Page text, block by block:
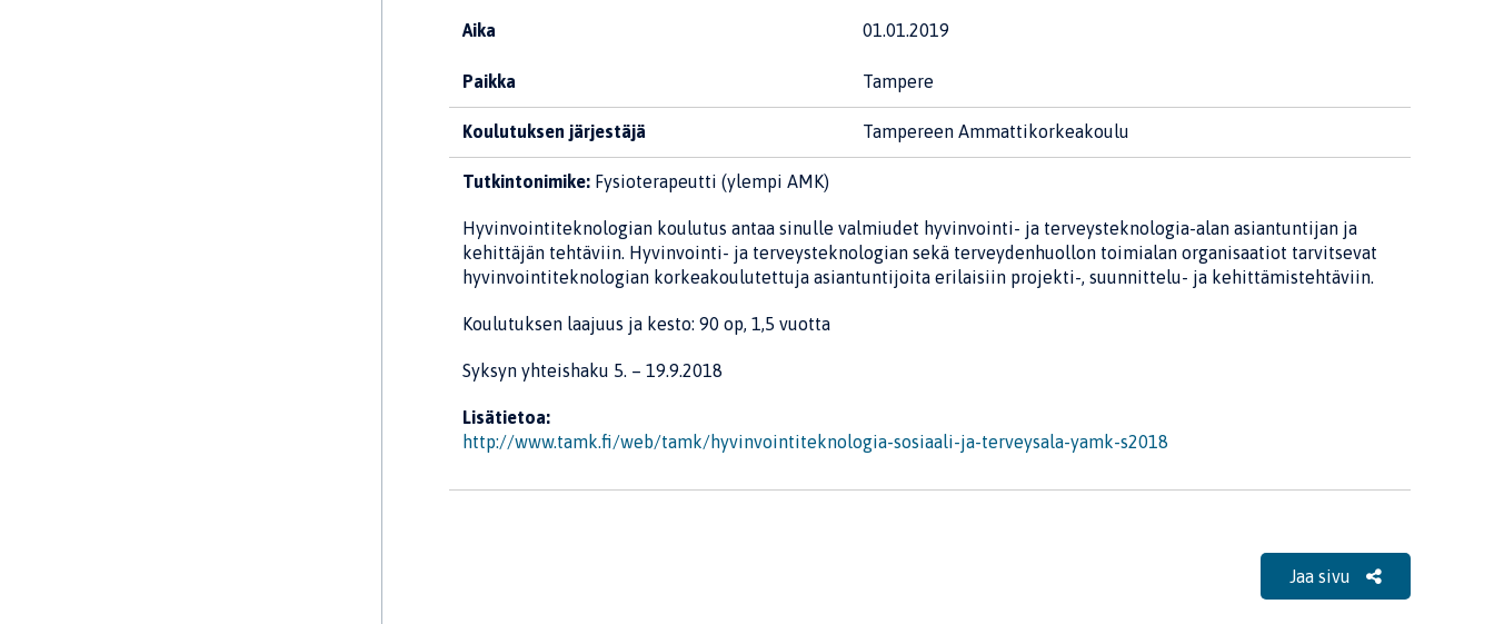
Aika 01.01.2019
Paikka Tampere
Koulutuksen järjestäjä Tampereen Ammattikorkeakoulu
Tutkintonimike:Fysioterapeutti (ylempi AMK)
Hyvinvointiteknologian koulutus antaa sinulle valmiudet hyvinvointi- ja terveysteknologia-alan asiantuntijan ja
kehittäjän tehtäviin. Hyvinvointi- ja terveysteknologian sekä terveydenhuollon toimialan organisaatiot tarvitsevat
hyvinvointiteknologian korkeakoulutettuja asiantuntijoita erilaisiin projekti-, suunnittelu- ja kehittämistehtäviin.
Koulutuksen laajuus ja kesto: 90 op, 1,5 vuotta
Syksyn yhteishaku 5. – 19.9.2018
Lisätietoa:
http://www.tamk.fi/web/tamk/hyvinvointiteknologia-sosiaali-ja-terveysala-yamk-s2018
Jaa sivu